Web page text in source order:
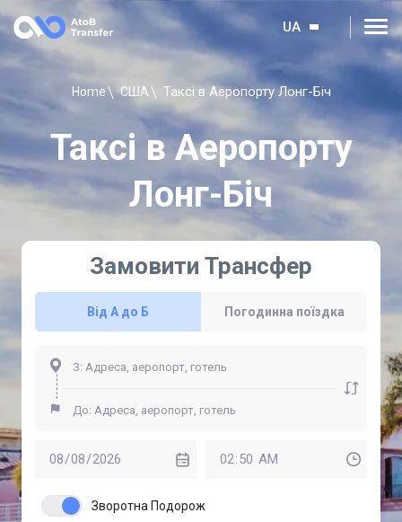
UA
Home США Таксі в Аеропорту Лонг-Біч
Таксі в Аеропорту
Лонг-Біч
Замовити Трансфер
Від А до Б Погодинна поїздка
Зворотна Подорож